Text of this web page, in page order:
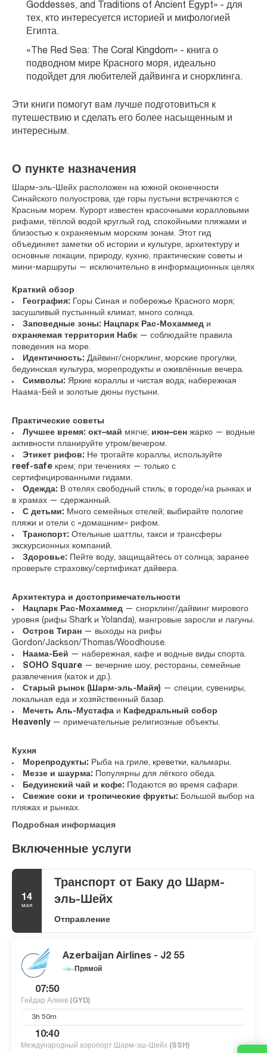
Goddesses, and Traditions of Ancient Egypt» - для
тех, кто интересуется историей и мифологией
Египта.
«The Red Sea: The Coral Kingdom» - книга о
подводном мире Красного моря, идеально
подойдет для любителей дайвинга и снорклинга.
Эти книги помогут вам лучше подготовиться к
путешествию и сделать его более насыщенным и
интересным.
О пункте назначения
Шарм‑эль‑Шейх расположен на южной оконечности
Синайского полуострова, где горы пустыни встречаются с
Красным морем. Курорт известен красочными коралловыми
рифами, тёплой водой круглый год, спокойными пляжами и
близостью к охраняемым морским зонам. Этот гид
объединяет заметки об истории и культуре, архитектуру и
основные локации, природу, кухню, практические советы и
мини‑маршруты — исключительно в информационных целях
Краткий обзор
География: Горы Синая и побережье Красного моря;
засушливый пустынный климат, много солнца.
Заповедные зоны: Нацпарк Рас‑Мохаммед и
охраняемая территория Набк — соблюдайте правила
поведения на море.
Идентичность: Дайвинг/снорклинг, морские прогулки,
бедуинская культура, морепродукты и оживлённые вечера.
Символы: Яркие кораллы и чистая вода; набережная
Наама‑Бей и золотые дюны пустыни.
Практические советы
Лучшее время: окт–май мягче; июн–сен жарко — водные
активности планируйте утром/вечером.
Этикет рифов: Не трогайте кораллы, используйте
reef‑safe крем; при течениях — только с
сертифицированными гидами.
Одежда: В отелях свободный стиль; в городе/на рынках и
в храмах — сдержанный.
С детьми: Много семейных отелей; выбирайте пологие
пляжи и отели с «домашним» рифом.
Транспорт: Отельные шаттлы, такси и трансферы
экскурсионных компаний.
Здоровье: Пейте воду, защищайтесь от солнца; заранее
проверьте страховку/сертификат дайвера.
Архитектура и достопримечательности
Нацпарк Рас‑Мохаммед — снорклинг/дайвинг мирового
уровня (рифы Shark и Yolanda), мангровые заросли и лагуны.
Остров Тиран — выходы на рифы
Gordon/Jackson/Thomas/Woodhouse.
Наама‑Бей — набережная, кафе и водные виды спорта.
SOHO Square — вечерние шоу, рестораны, семейные
развлечения (каток и др.).
Старый рынок (Шарм‑эль‑Майя) — специи, сувениры,
локальная еда и хозяйственный базар.
Мечеть Аль‑Мустафа и Кафедральный собор
Heavenly— примечательные религиозные объекты.
Кухня
Морепродукты: Рыба на гриле, креветки, кальмары.
Меззе и шаурма: Популярны для лёгкого обеда.
Бедуинский чай и кофе: Подаются во время сафари.
Свежие соки и тропические фрукты: Большой выбор на
пляжах и рынках.
Подробная информация
Включенные услуги
14
мая
Транспорт от Баку до Шарм-
эль-Шейх
Отправление
Azerbaijan Airlines - J2 55
Прямой
07:50
Гейдар Алиев (GYD)
3h 50m
10:40
Международный аэропорт Шарм-эш-Шейх (SSH)